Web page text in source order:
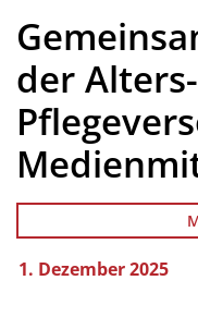
der
1. Dezember 2025